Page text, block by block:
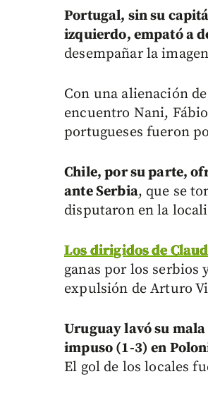
Portugal, sin su
izquierdo, empató a
desempañar la
Con una alienación
encuentro Nani,
portugueses fueron
Chile, por su parte,
ante Serbia, que se
disputaron en la
Los dirigidos de
ganas por los
expulsión de Arturo
Uruguay lavó su
impuso (1-3) en
El gol de los locales